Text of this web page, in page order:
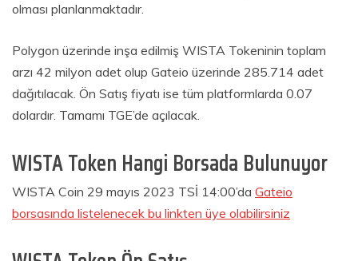
olması planlanmaktadır.
Polygon üzerinde inşa edilmiş WISTA Tokeninin toplam
arzı 42 milyon adet olup Gateio üzerinde 285.714 adet
dağıtılacak. Ön Satış fiyatı ise tüm platformlarda 0.07
dolardır. Tamamı TGE’de açılacak.
WISTA Token Hangi Borsada Bulunuyor
WISTA Coin 29 mayıs 2023 TSİ 14:00’da Gateio
borsasında listelenecek bu linkten üye olabilirsiniz